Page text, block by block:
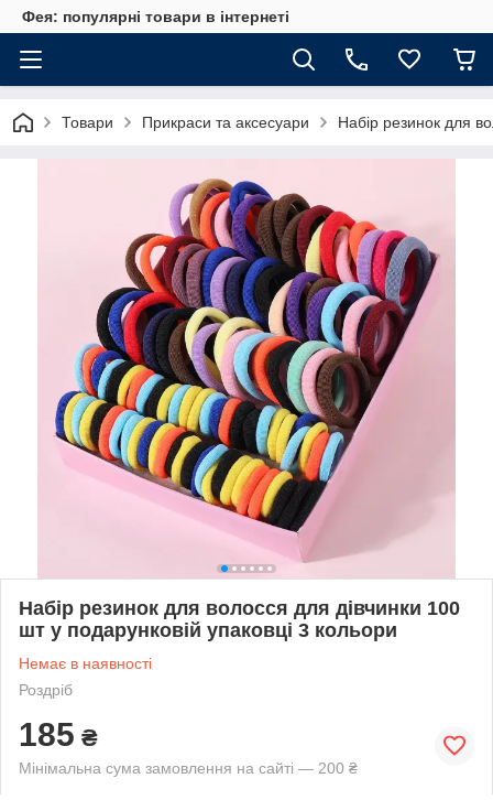
Фея: популярні товари в інтернеті
Товари Прикраси та аксесуари Набір резинок для
Набір резинок для волосся для дівчинки 100
шт у подарунковій упаковці 3 кольори
Немає в наявності
Роздріб
185 ₴
Мінімальна сума замовлення на сайті — 200 ₴